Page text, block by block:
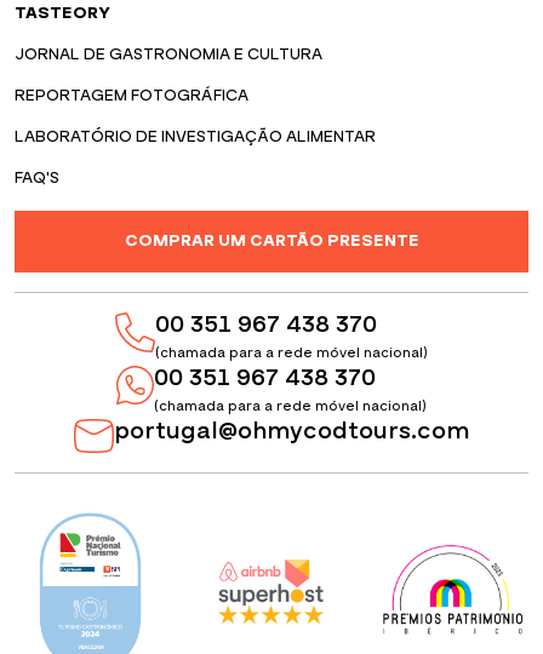
TASTEORY
JORNAL DE GASTRONOMIA E CULTURA
REPORTAGEM FOTOGRÁFICA
LABORATÓRIO DE INVESTIGAÇÃO ALIMENTAR
FAQ'S
COMPRAR UM CARTÃO PRESENTE
00 351 967 438 370
(chamada para a rede móvel nacional)
00 351 967 438 370
(chamada para a rede móvel nacional)
portugal@ohmycodtours.com